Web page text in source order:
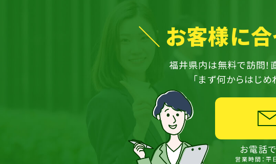
お客様に合
福井県内は無料で訪問！
「まず何からはじめ
お電話
営業時間：